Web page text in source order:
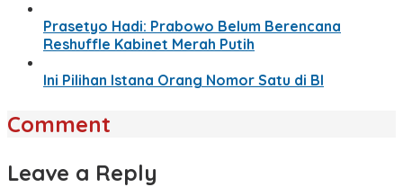
Prasetyo Hadi: Prabowo Belum Berencana
Reshuffle Kabinet Merah Putih
Ini Pilihan Istana Orang Nomor Satu di BI
Comment
Leave a Reply